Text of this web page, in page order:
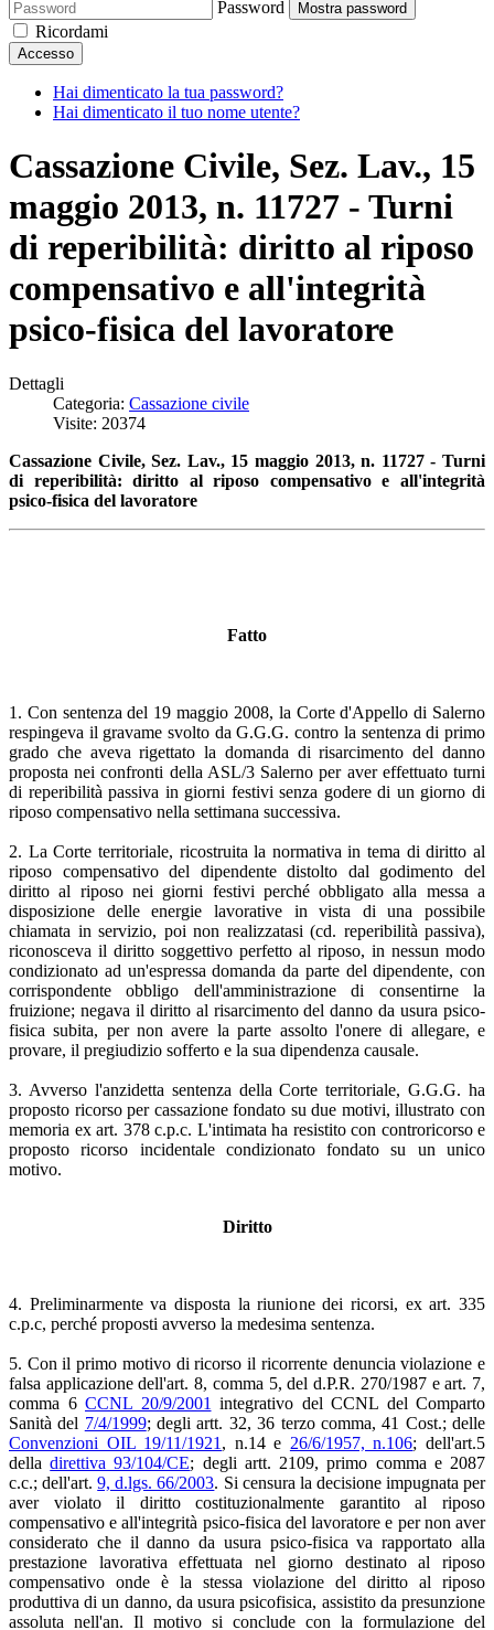
Password
Mostra password
Ricordami
Accesso
Hai dimenticato la tua password?
Hai dimenticato il tuo nome utente?
Cassazione Civile, Sez. Lav., 15
maggio 2013, n. 11727 - Turni
di reperibilità: diritto al riposo
compensativo e all'integrità
psico-fisica del lavoratore
Dettagli
Categoria: Cassazione civile
Visite: 20374
Cassazione Civile, Sez. Lav., 15 maggio 2013, n. 11727 - Turni
di reperibilità: diritto al riposo compensativo e all'integrità
psico-fisica del lavoratore
Fatto
1. Con sentenza del 19 maggio 2008, la Corte d'Appello di Salerno
respingeva il gravame svolto da G.G.G. contro la sentenza di primo
grado che aveva rigettato la domanda di risarcimento del danno
proposta nei confronti della ASL/3 Salerno per aver effettuato turni
di reperibilità passiva in giorni festivi senza godere di un giorno di
riposo compensativo nella settimana successiva.
2. La Corte territoriale, ricostruita la normativa in tema di diritto al
riposo compensativo del dipendente distolto dal godimento del
diritto al riposo nei giorni festivi perché obbligato alla messa a
disposizione delle energie lavorative in vista di una possibile
chiamata in servizio, poi non realizzatasi (cd. reperibilità passiva),
riconosceva il diritto soggettivo perfetto al riposo, in nessun modo
condizionato ad un'espressa domanda da parte del dipendente, con
corrispondente obbligo dell'amministrazione di consentirne la
fruizione; negava il diritto al risarcimento del danno da usura psico-
fisica subita, per non avere la parte assolto l'onere di allegare, e
provare, il pregiudizio sofferto e la sua dipendenza causale.
3. Avverso l'anzidetta sentenza della Corte territoriale, G.G.G. ha
proposto ricorso per cassazione fondato su due motivi, illustrato con
memoria ex art. 378 c.p.c. L'intimata ha resistito con controricorso e
proposto ricorso incidentale condizionato fondato su un unico
motivo.
Diritto
4. Preliminarmente va disposta la riunione dei ricorsi, ex art. 335
c.p.c, perché proposti avverso la medesima sentenza.
5. Con il primo motivo di ricorso il ricorrente denuncia violazione e
falsa applicazione dell'art. 8, comma 5, del d.P.R. 270/1987 e art. 7,
comma 6 CCNL 20/9/2001 integrativo del CCNL del Comparto
Sanità del 7/4/1999; degli artt. 32, 36 terzo comma, 41 Cost.; delle
Convenzioni OIL 19/11/1921 , n.14 e 26/6/1957, n.106; dell'art.5
delladirettiva 93/104/CE; degli artt. 2109, primo comma e 2087
c.c.; dell'art.9, d.lgs. 66/2003. Si censura la decisione impugnata per
aver violato il diritto costituzionalmente garantito al riposo
compensativo e all'integrità psico-fisica del lavoratore e per non aver
considerato che il danno da usura psico-fisica va rapportato alla
prestazione lavorativa effettuata nel giorno destinato al riposo
compensativo onde è la stessa violazione del diritto al riposo
produttiva di un danno, da usura psicofisica, assistito da presunzione
assoluta nell'an. Il motivo si conclude con la formulazione del